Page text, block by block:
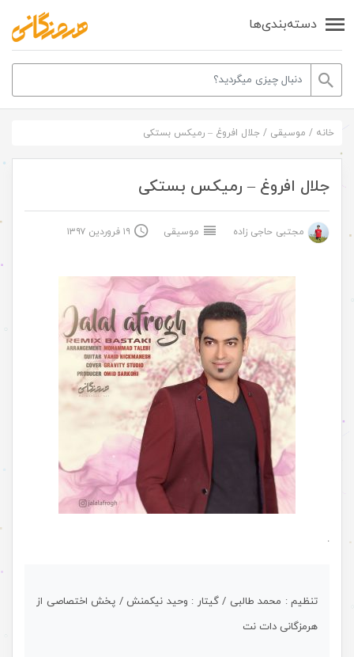
دسته‌بندی‌ها
خانه / موسیقی / جلال افروغ – رمیکس بستکی
جلال افروغ – رمیکس بستکی
مجتبی حاجی زاده موسیقی ۱۹ فروردین ۱۳۹۷
.
تنظیم : محمد طالبی / گیتار : وحید نیکمنش / پخش اختصاصی از
هرمزگانی دات نت